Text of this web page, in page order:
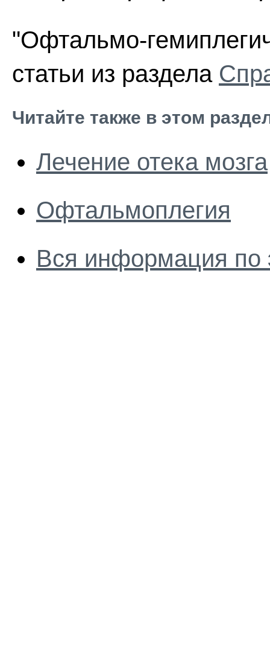
"Офтальмо-
статьи из раздела
Читайте также в этом
Лечение отека мозга
Офтальмоплегия
Вся информация по